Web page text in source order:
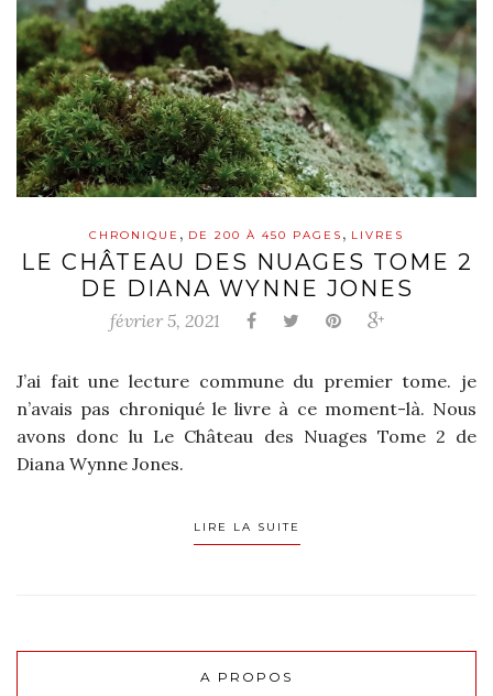
CHRONIQUE , DE 200 À 450 PAGES , LIVRES
LE CHÂTEAU DES NUAGES TOME 2
DE DIANA WYNNE JONES
février 5, 2021
J’ai fait une lecture commune du premier tome. je
n’avais pas chroniqué le livre à ce moment-là. Nous
avons donc lu Le Château des Nuages Tome 2 de
Diana Wynne Jones.
LIRE LA SUITE
A PROPOS